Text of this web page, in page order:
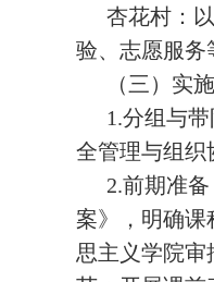
杏花村：
验、志愿服务
（三）实
1.分组与
全管理与组织
2.前期准
案》，明确课
思主义学院